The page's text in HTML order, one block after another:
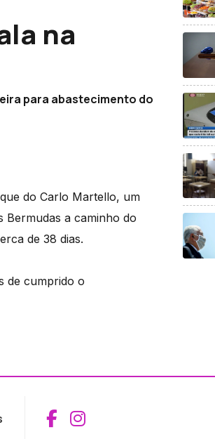
na
para abastecimento do
do Carlo Martello, um
Bermudas a caminho do
de 38 dias.
de cumprido o
Aceder ao
Aceder ao